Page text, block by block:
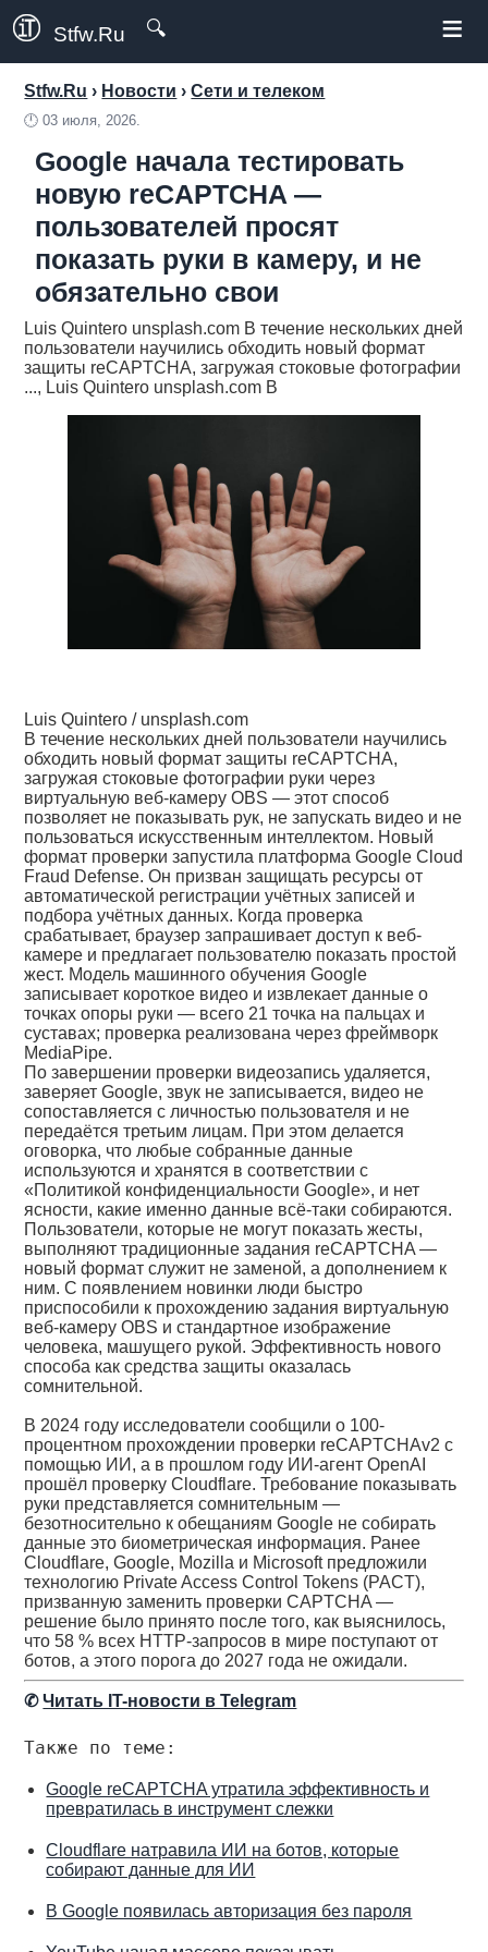
Stfw.Ru 🔍 ≡
Stfw.Ru › Новости ›Сети и телеком
🕛03 июля, 2026.
Google начала тестировать
новую reCAPTCHA —
пользователей просят
показать руки в камеру, и не
обязательно свои
Luis Quintero unsplash.com В течение нескольких дней
пользователи научились обходить новый формат
защиты reCAPTCHA, загружая стоковые фотографии
..., Luis Quintero unsplash.com В
Luis Quintero / unsplash.com
В течение нескольких дней пользователи научились
обходить новый формат защиты reCAPTCHA,
загружая стоковые фотографии руки через
виртуальную веб-камеру OBS — этот способ
позволяет не показывать рук, не запускать видео и не
пользоваться искусственным интеллектом. Новый
формат проверки запустила платформа Google Cloud
Fraud Defense. Он призван защищать ресурсы от
автоматической регистрации учётных записей и
подбора учётных данных. Когда проверка
срабатывает, браузер запрашивает доступ к веб-
камере и предлагает пользователю показать простой
жест. Модель машинного обучения Google
записывает короткое видео и извлекает данные о
точках опоры руки — всего 21 точка на пальцах и
суставах; проверка реализована через фреймворк
MediaPipe.
По завершении проверки видеозапись удаляется,
заверяет Google, звук не записывается, видео не
сопоставляется с личностью пользователя и не
передаётся третьим лицам. При этом делается
оговорка, что любые собранные данные
используются и хранятся в соответствии с
«Политикой конфиденциальности Google», и нет
ясности, какие именно данные всё-таки собираются.
Пользователи, которые не могут показать жесты,
выполняют традиционные задания reCAPTCHA —
новый формат служит не заменой, а дополнением к
ним. С появлением новинки люди быстро
приспособили к прохождению задания виртуальную
веб-камеру OBS и стандартное изображение
человека, машущего рукой. Эффективность нового
способа как средства защиты оказалась
сомнительной.
В 2024 году исследователи сообщили о 100-
процентном прохождении проверки reCAPTCHAv2 с
помощью ИИ, а в прошлом году ИИ-агент OpenAI
прошёл проверку Cloudflare. Требование показывать
руки представляется сомнительным —
безотносительно к обещаниям Google не собирать
данные это биометрическая информация. Ранее
Cloudflare, Google, Mozilla и Microsoft предложили
технологию Private Access Control Tokens (PACT),
призванную заменить проверки CAPTCHA —
решение было принято после того, как выяснилось,
что 58 % всех HTTP-запросов в мире поступают от
ботов, а этого порога до 2027 года не ожидали.
✆Читать IT-новости в Telegram
Также по теме:
Google reCAPTCHA утратила эффективность и
превратилась в инструмент слежки
Cloudflare натравила ИИ на ботов, которые
собирают данные для ИИ
В Google появилась авторизация без пароля